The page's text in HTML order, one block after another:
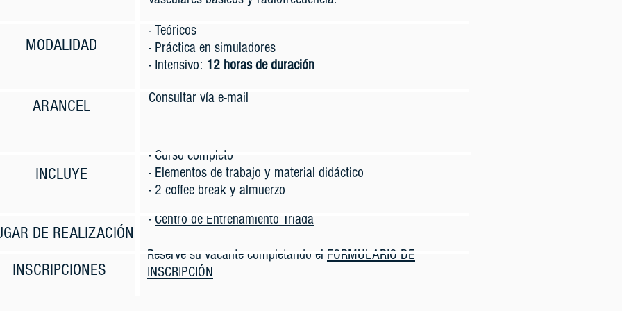
MODALIDAD
ARANCEL
INCLUYE
DE REALIZACIÓN
INSCRIPCIONES
- Teóricos
- Práctica en simuladores
- Intensivo: 12 horas de duración
Consultar vía e-mail
- Curso completo
- Elementos de trabajo y material didáctico
- 2 coffee break y almuerzo
- Centro de Entrenamiento Triada
Reserve su vacante completando el FORMULARIO DE
INSCRIPCIÓN